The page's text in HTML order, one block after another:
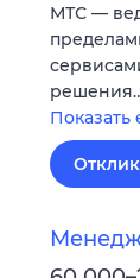
МТС —
Показать